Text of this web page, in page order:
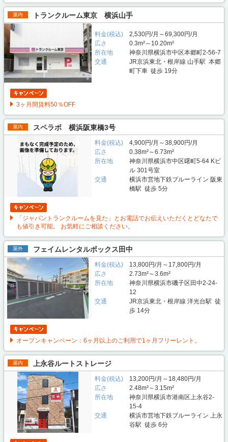
屋内 トランクルーム東京 横浜山手
料金(税込)
2,530円/月～69,300円/月
広さ
0.3m²～10.20m²
所在地
神奈川県横浜市中区本郷町2-56-7
交通
JR京浜東北・根岸線 山手駅 本郷
町下車 徒歩 19分
3ヶ月間賃料50％OFF
屋内 スペラボ 横浜阪東橋3号
料金(税込)
4,900円/月～38,900円/月
広さ
0.38m²～6.73m²
所在地
神奈川県横浜市中区曙町5-64 Kビ
ル 301号室
交通
横浜市営地下鉄ブルーライン 阪東
橋駅 徒歩 5分
「ジャパントランクルームを見た」とお電話でお伝えいただくとどなたで
も値引き可能。 お気軽にご相談ください。
屋外 フェイムレンタルボックス田中
料金(税込)
13,800円/月～17,800円/月
広さ
2.73m²～3.6m²
所在地
神奈川県横浜市磯子区田中2-24-
12
交通
JR京浜東北・根岸線 洋光台駅 徒
歩 14分
オープンキャンペーン：6ヶ月以上のご利用で1ヶ月フリーレント。
屋内 上永谷ルートストレージ
料金(税込)
13,200円/月～18,480円/月
広さ
2.48m²～3.15m²
所在地
神奈川県横浜市港南区上永谷2-
15-4
交通
横浜市営地下鉄ブルーライン 上永
谷駅 徒歩 6分